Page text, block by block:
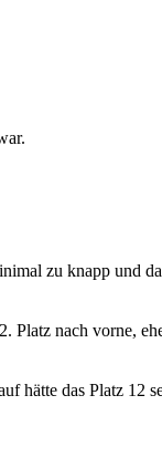
zu knapp und
Platz nach vorne,
hätte das Platz 12